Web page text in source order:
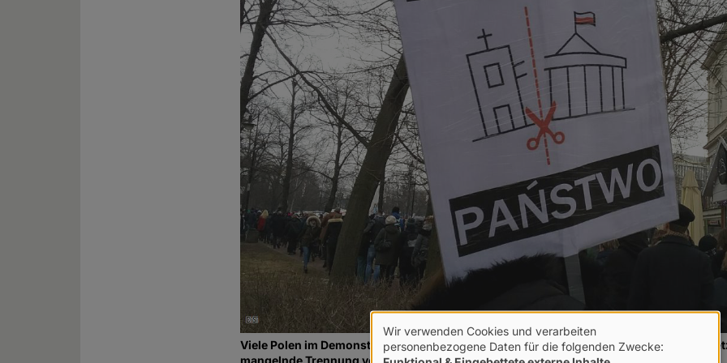
Viele Polen im Demonstrationszug wiesen auf das Grundproblem der restriktiven
Verwendung
Wir verwenden Cookies und verarbeiten
personenbezogene Daten für die folgenden Zwecke: